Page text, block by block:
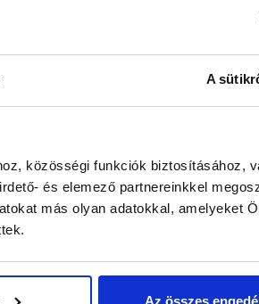
A
közösségi funkciók biztosításához,
és elemező partnereinkkel
más olyan adatokkal, amelyeket
Az összes
átvezetését biztosító
mm. A kifejezetten a Leier
a tetőléchez csavarozva.
a lehető leginkább valósághű
ban a valóságot, a képeken